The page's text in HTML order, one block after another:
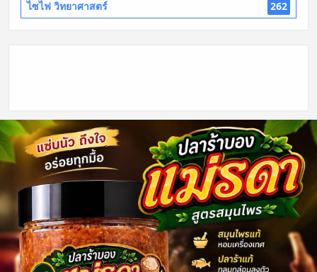
ไซไฟ วิทยาศาสตร์
262